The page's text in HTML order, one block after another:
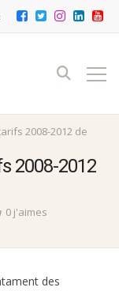
2008-2012 de
2008-2012
0 j'aimes
des